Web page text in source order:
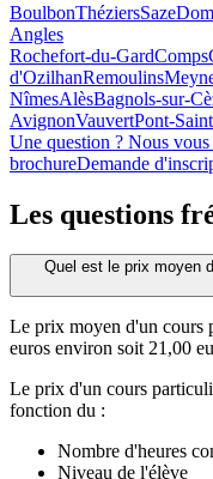
BoulbonThéziersSaze
Angles
Rochefort-du-GardComps
d'OzilhanRemoulins
NîmesAlèsBagnols-sur-
AvignonVauvertPont-
Une question ? Nous vous
brochureDemande
Les questions
Quel est le prix moyen
Le prix moyen d'un cours
euros environ soit 21,00
Le prix d'un cours
fonction du :
Nombre d'heures
Niveau de l'élève